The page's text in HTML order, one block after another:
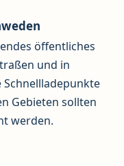
öffentliches
und in
Gebieten sollten
werden.